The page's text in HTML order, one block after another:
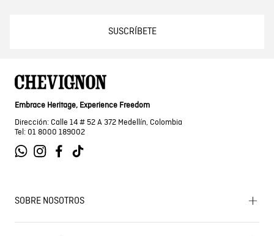
SUSCRÍBETE
Embrace Heritage, Experience Freedom
Dirección: Calle 14 # 52 A 372 Medellín, Colombia
Tel: 01 8000 189002
SOBRE NOSOTROS
Encuentra tu tienda